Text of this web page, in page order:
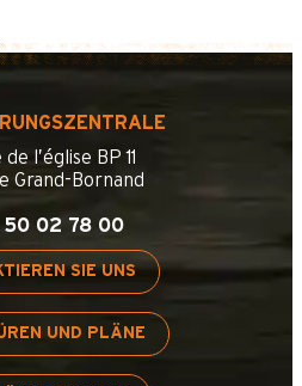
l’église BP 11
Grand-Bornand
50 02 78 00
SIE UNS
UND PLÄNE